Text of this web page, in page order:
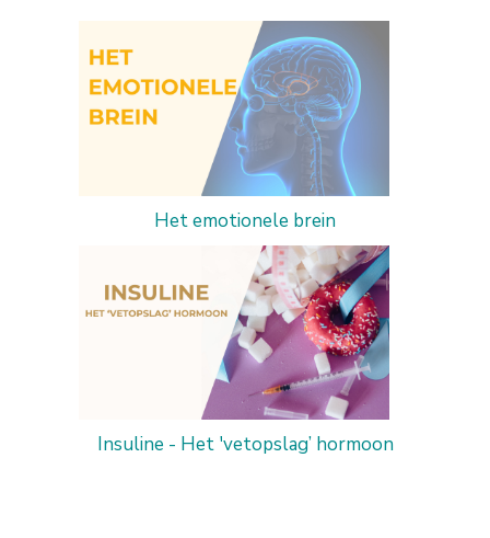
Het emotionele brein
Insuline - Het 'vetopslag’ hormoon